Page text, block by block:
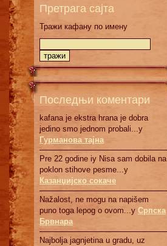
Претрага сајта
Тражи кафану по имену
Последњи коментари
kafana je ekstra hrana je dobra
jedino smo jednom probali...у
Гурманова тајна
Pre 22 godine iy Nisa sam dobila na
poklon stihove pesme...у
Казанџијско сокаче
Nažalost, ne mogu na napišem
puno toga lepog o ovom...у Српскa
Брвнaрa
Najbolja jagnjetina u gradu, uz